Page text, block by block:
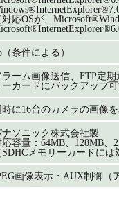
対応OSが、
（条件による）
ラーム画像送信、FTP定
ーカードにバックアップ
時に16台のカメラの画像
ナソニック株式会社製
容量：64MB、128MB、
SDHCメモリーカードに
画像表示・AUX制御（